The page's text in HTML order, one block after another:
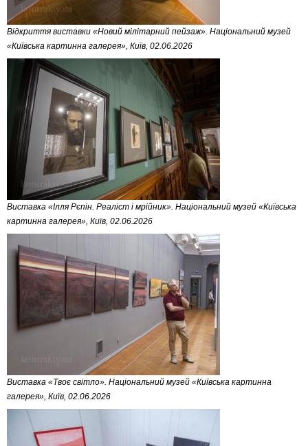
Відкриття виставки «Новий мілітарний пейзаж». Національний музей
«Київська картинна галерея», Київ, 02.06.2026
Виставка «Ілля Рєпін. Реаліст і мрійник». Національний музей «Київська
картинна галерея», Київ, 02.06.2026
Виставка «Твоє світло». Національний музей «Київська картинна
галерея», Київ, 02.06.2026